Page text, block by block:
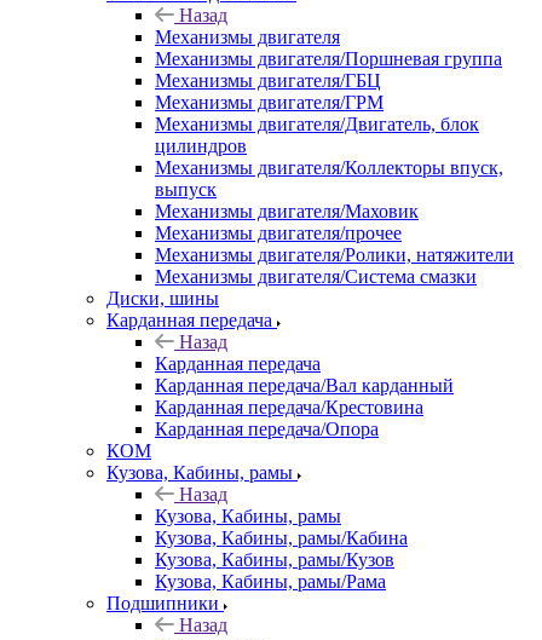
Назад
Механизмы двигателя
Механизмы двигателя/Поршневая группа
Механизмы двигателя/ГБЦ
Механизмы двигателя/ГРМ
Механизмы двигателя/Двигатель, блок
цилиндров
Механизмы двигателя/Коллекторы впуск,
выпуск
Механизмы двигателя/Маховик
Механизмы двигателя/прочее
Механизмы двигателя/Ролики, натяжители
Механизмы двигателя/Система смазки
Диски, шины
Карданная передача
Назад
Карданная передача
Карданная передача/Вал карданный
Карданная передача/Крестовина
Карданная передача/Опора
КОМ
Кузова, Кабины, рамы
Назад
Кузова, Кабины, рамы
Кузова, Кабины, рамы/Кабина
Кузова, Кабины, рамы/Кузов
Кузова, Кабины, рамы/Рама
Подшипники
Назад